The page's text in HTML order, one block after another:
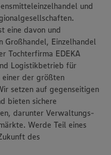
und
eine davon und
Einzelhandel
Tochterfirma EDEKA
Logistikbetrieb für
der größten
setzen auf gegenseitigen
bieten sichere
darunter Verwaltungs-
Werde Teil eines
des